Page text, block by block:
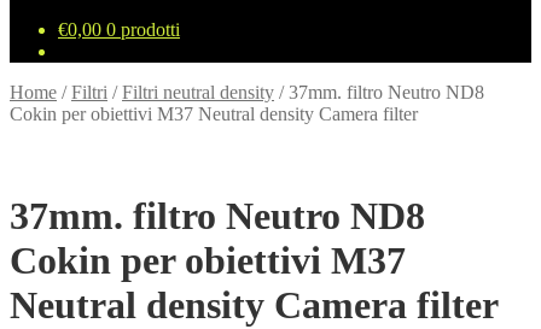
€0,00 0 prodotti
Home /Filtri /Filtri neutral density /37mm. filtro Neutro ND8
Cokin per obiettivi M37 Neutral density Camera filter
37mm. filtro Neutro ND8
Cokin per obiettivi M37
Neutral density Camera filter